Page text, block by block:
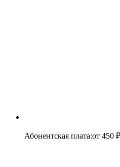
Абонентская плата:от 450